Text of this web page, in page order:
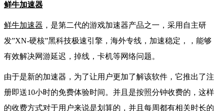
鲜牛加速器
鲜牛加速器 ，是第二代的游戏加速器产品之一，采用自主研
发”XN-硬核”黑科技极速引擎，海外专线，加速稳定，，能够
有效解决网游延迟，掉线，卡机等网络问题。
由于是新的加速器，为了让用户更加了解该软件，它推出了注
册即送10小时的免费体验时间。并且是按照分钟收费的，这样
的收费方式对于用户来说是划算的，并且每周都有相关时长的